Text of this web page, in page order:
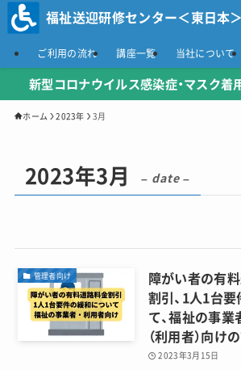
福祉送迎研修センター＜東日本＞
ご利用の流れ 講座一覧 当社について
新型コロナウイルス感染症・マスク着
ホーム 2023年 3月
2023年3月 – date –
管理者向け
障がい者の有
割引、1人1台
て、福祉の事業
（利用者）向け
2023年3月15日